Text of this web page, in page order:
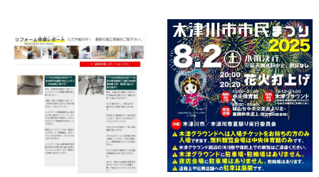
ZEHビルダーは住宅の断熱性を
高め設備の効率化を図ること
で、エネルギーを使わなくても
夏は涼しく冬は暖かい省エネ生
活の実現を目指します。
フォーム
・キッチン・ユニットバス・ト
イレ
・外壁屋根塗装/外壁屋根リフォ
ーム
・給湯器/エコキュート
・玄関/窓廻りリフォーム
・外構工事/エクステリア
下記の＜詳細を見る＞からもご
覧いただけます。
リフォームのご参考にしていた
だければ幸いでございます。
まずはお気軽にお問い合わせく